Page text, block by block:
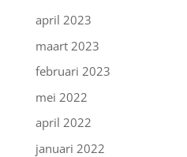
april 2023
maart 2023
februari 2023
mei 2022
april 2022
januari 2022